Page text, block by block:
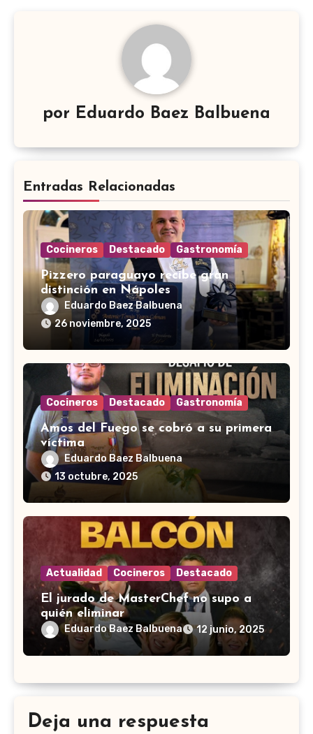
por Eduardo Baez Balbuena
Entradas Relacionadas
Cocineros Destacado Gastronomía
Pizzero paraguayo recibe gran
distinción en Nápoles
Eduardo Baez Balbuena
26 noviembre, 2025
Cocineros Destacado Gastronomía
Amos del Fuego se cobró a su primera
víctima
Eduardo Baez Balbuena
13 octubre, 2025
Actualidad Cocineros Destacado
El jurado de MasterChef no supo a
quién eliminar
Eduardo Baez Balbuena 12 junio, 2025
Deja una respuesta